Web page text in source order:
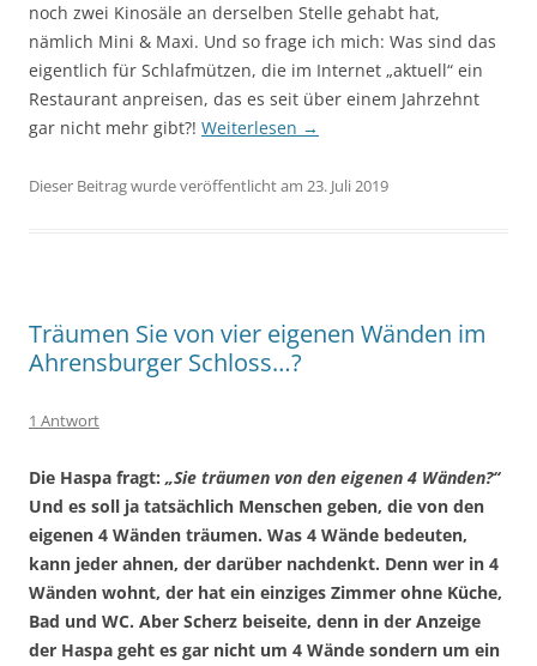
noch zwei Kinosäle an derselben Stelle gehabt hat,
nämlich Mini & Maxi. Und so frage ich mich: Was sind das
eigentlich für Schlafmützen, die im Internet „aktuell“ ein
Restaurant anpreisen, das es seit über einem Jahrzehnt
gar nicht mehr gibt?! Weiterlesen →
Dieser Beitrag wurde veröffentlicht am 23. Juli 2019
Träumen Sie von vier eigenen Wänden im
Ahrensburger Schloss…?
1 Antwort
Die Haspa fragt: „Sie träumen von den eigenen 4 Wänden?“
Und es soll ja tatsächlich Menschen geben, die von den
eigenen 4 Wänden träumen. Was 4 Wände bedeuten,
kann jeder ahnen, der darüber nachdenkt. Denn wer in 4
Wänden wohnt, der hat ein einziges Zimmer ohne Küche,
Bad und WC. Aber Scherz beiseite, denn in der Anzeige
der Haspa geht es gar nicht um 4 Wände sondern um ein